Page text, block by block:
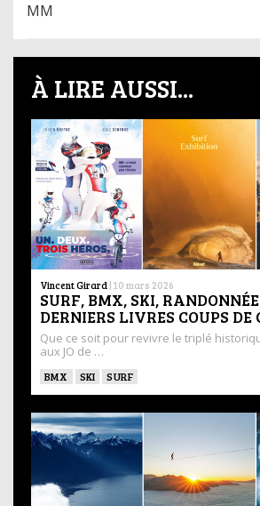
MM
À LIRE AUSSI...
Vincent Girard | 10 mars 2026
SURF, BMX, SKI,
DERNIERS LIVRES COUPS
Que ce soit pour revivre le triplé
aux JO de …
BMX SKI SURF